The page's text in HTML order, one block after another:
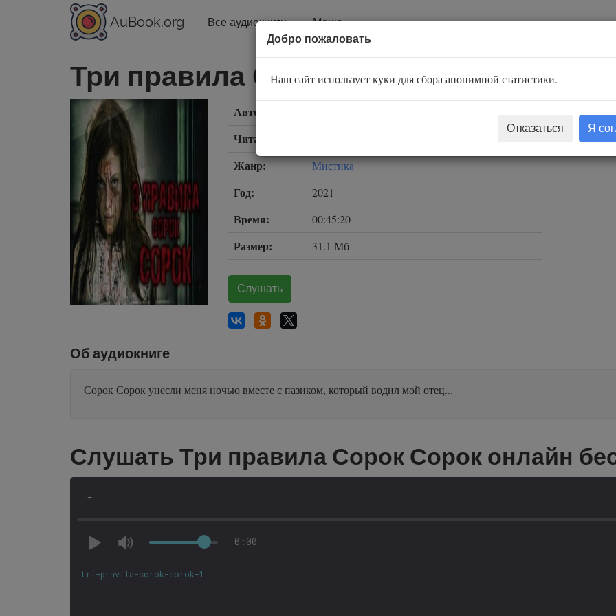
AuBook.org Все аудиокниги Меню
Три правила Сорок Сорок
Автор:
Читает:
Жанр: Мистика
Год: 2021
Время: 00:45:20
Размер: 31.1 Мб
Слушать
Об аудиокниге
Сорок Сорок унесли меня ночью вместе с пазиком, который водил мой отец...
Слушать Три правила Сорок Сорок онлайн
-
0:00
tri-pravila-sorok-sorok-1
Добро пожаловать
Наш сайт использует куки для сбора анонимной статистики.
Отказаться Я